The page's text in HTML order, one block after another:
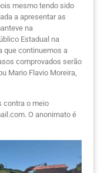
mesmo tendo sido
a apresentar as
na
Estadual na
que continuemos a
comprovados serão
Mario Flavio Moreira,
contra o meio
O anonimato é